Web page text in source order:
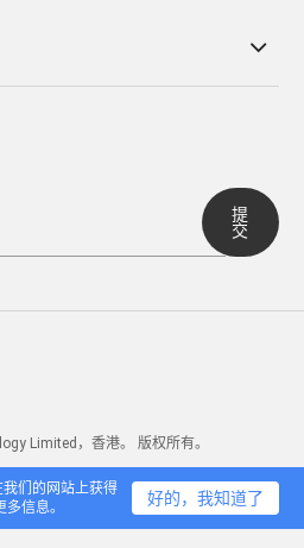
提
交
Limited，香港。 版权所有。
们的网站上获得
多信息。 好的，我知道了